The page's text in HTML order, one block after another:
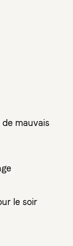
mauvais
le soir